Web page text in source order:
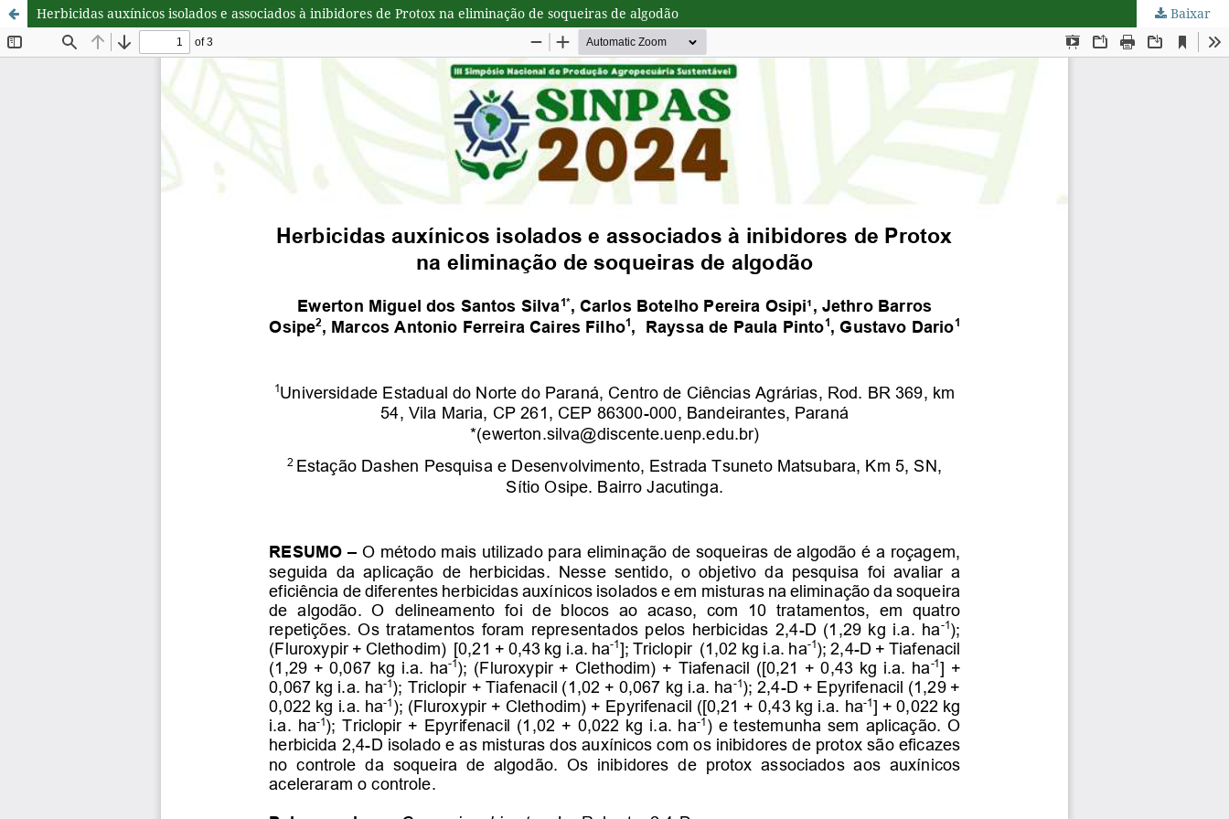
Herbicidas auxínicos isolados e associados à inibidores de Protox na eliminação de soqueiras de algodão Baixar